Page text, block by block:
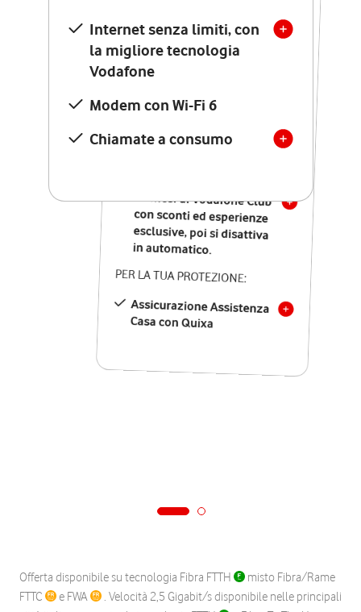
Internet senza limiti, con
la migliore tecnologia
Vodafone
Modem con Wi-Fi 6
Chiamate a consumo
Internet senza limiti, con
la migliore tecnologia
Vodafone
Modem Seven con Wi-Fi 7
Chiamate illimitate verso
numeri fissi e mobili
nazionali
12 mesi di Vodafone Club
con sconti ed esperienze
esclusive, poi si disattiva
in automatico.
PER LA TUA PROTEZIONE:
Assicurazione Assistenza
Casa con Quixa
Offerta disponibile su tecnologia Fibra FTTH
misto Fibra/Rame
FTTC
e FWA
. Velocità 2,5 Gigabit/s disponibile nelle principali